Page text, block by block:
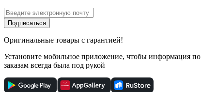
Подписаться
Оригинальные товары с гарантией!
Установите мобильное приложение, чтобы информация по
заказам всегда была под рукой